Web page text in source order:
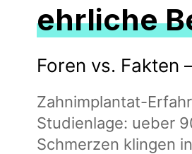
ehrliche
Foren vs.
Zahnimplantat-
Studienlage: ueber
Schmerzen klingen